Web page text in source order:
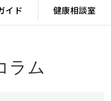
イド 健康相談室
ラム